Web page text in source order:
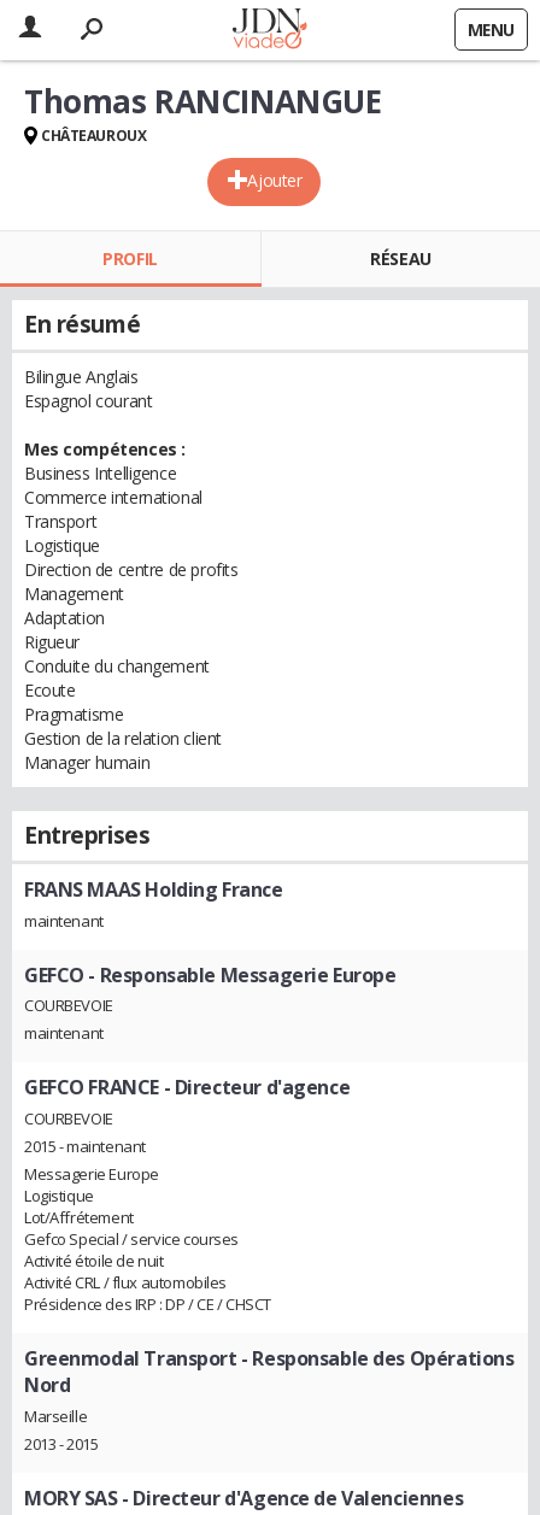
MENU
Ajouter
Thomas RANCINANGUE
CHÂTEAUROUX
PROFIL RÉSEAU
En résumé
Bilingue Anglais
Espagnol courant
Mes compétences :
Business Intelligence
Commerce international
Transport
Logistique
Direction de centre de profits
Management
Adaptation
Rigueur
Conduite du changement
Ecoute
Pragmatisme
Gestion de la relation client
Manager humain
Entreprises
FRANS MAAS Holding France
maintenant
GEFCO - Responsable Messagerie Europe
COURBEVOIE
maintenant
GEFCO FRANCE- Directeur d'agence
COURBEVOIE
2015 - maintenant
Messagerie Europe
Logistique
Lot/Affrétement
Gefco Special / service courses
Activité étoile de nuit
Activité CRL / flux automobiles
Présidence des IRP : DP / CE / CHSCT
Greenmodal Transport - Responsable des Opérations
Nord
Marseille
2013 - 2015
MORY SAS- Directeur d'Agence de Valenciennes